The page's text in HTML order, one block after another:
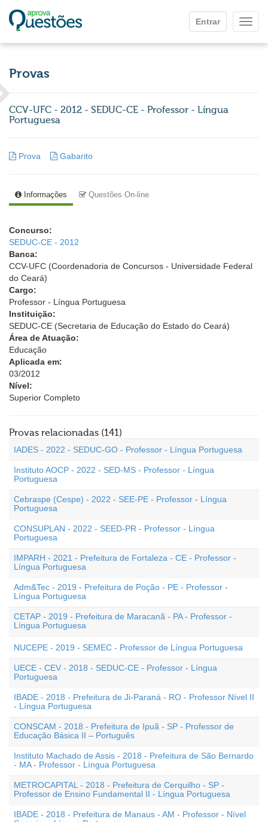
Entrar
Provas
CCV-UFC - 2012 - SEDUC-CE - Professor - Língua
Portuguesa
Prova Gabarito
Informações Questões On-line
Concurso:
SEDUC-CE - 2012
Banca:
CCV-UFC (Coordenadoria de Concursos - Universidade Federal
do Ceará)
Cargo:
Professor - Língua Portuguesa
Instituição:
SEDUC-CE (Secretaria de Educação do Estado do Ceará)
Área de Atuação:
Educação
Aplicada em:
03/2012
Nível:
Superior Completo
Provas relacionadas (141)
IADES - 2022 - SEDUC-GO - Professor - Língua Portuguesa
Instituto AOCP - 2022 - SED-MS - Professor - Língua
Portuguesa
Cebraspe (Cespe) - 2022 - SEE-PE - Professor - Língua
Portuguesa
CONSUPLAN - 2022 - SEED-PR - Professor - Língua
Portuguesa
IMPARH - 2021 - Prefeitura de Fortaleza - CE - Professor -
Língua Portuguesa
Adm&Tec - 2019 - Prefeitura de Poção - PE - Professor -
Língua Portuguesa
CETAP - 2019 - Prefeitura de Maracanã - PA - Professor -
Língua Portuguesa
NUCEPE - 2019 - SEMEC - Professor de Língua Portuguesa
UECE - CEV - 2018 - SEDUC-CE - Professor - Língua
Portuguesa
IBADE - 2018 - Prefeitura de Ji-Paraná - RO - Professor Nível II
- Língua Portuguesa
CONSCAM - 2018 - Prefeitura de Ipuã - SP - Professor de
Educação Básica II – Português
Instituto Machado de Assis - 2018 - Prefeitura de São Bernardo
- MA - Professor - Língua Portuguesa
METROCAPITAL - 2018 - Prefeitura de Cerquilho - SP -
Professor de Ensino Fundamental II - Língua Portuguesa
IBADE - 2018 - Prefeitura de Manaus - AM - Professor - Nível